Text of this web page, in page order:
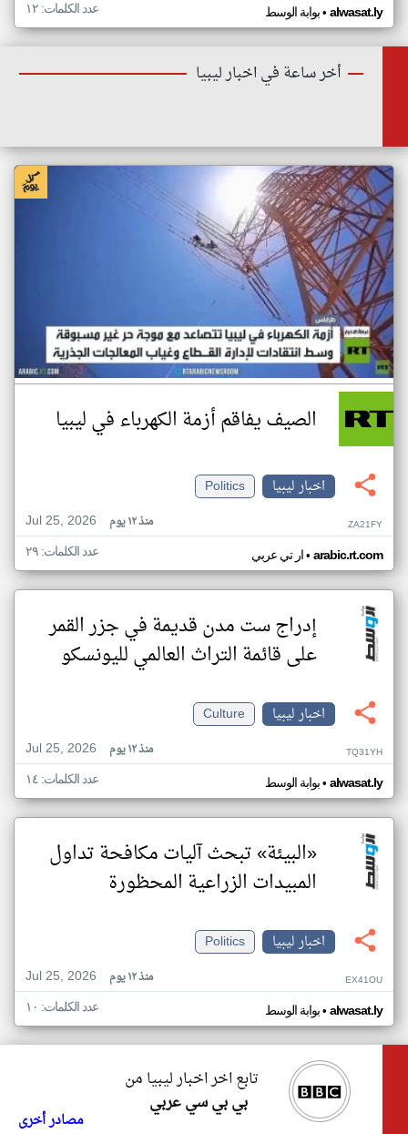
بوابة الوسط• alwasat.ly عدد الكلمات: ١٢
أخر ساعة في اخبار ليبيا
الصيف يفاقم أزمة الكهرباء في ليبيا
اخبار ليبيا
Politics
Jul 25, 2026
منذ ١٢ يوم ZA21FY
ار تي عربي• arabic.rt.com عدد الكلمات: ٢٩
إدراج ست مدن قديمة في جزر القمر
على قائمة التراث العالمي لليونسكو
اخبار ليبيا
Culture
Jul 25, 2026
منذ ١٢ يوم TQ31YH
بوابة الوسط• alwasat.ly عدد الكلمات: ١٤
«البيئة» تبحث آليات مكافحة تداول
المبيدات الزراعية المحظورة
اخبار ليبيا
Politics
Jul 25, 2026
منذ ١٢ يوم EX41OU
بوابة الوسط• alwasat.ly عدد الكلمات: ١٠
تابع اخر اخبار ليبيا من
بي بي سي عربي
مصادر أخرى